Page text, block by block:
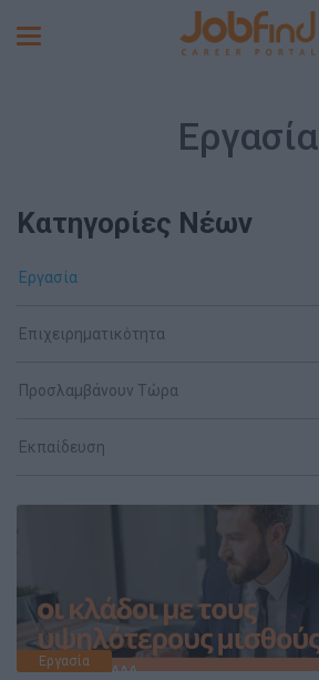
Toggle
Εργασία
Κατηγορίες Νέων
Εργασία
Επιχειρηματικότητα
Προσλαμβάνουν Τώρα
Εκπαίδευση
Εργασία